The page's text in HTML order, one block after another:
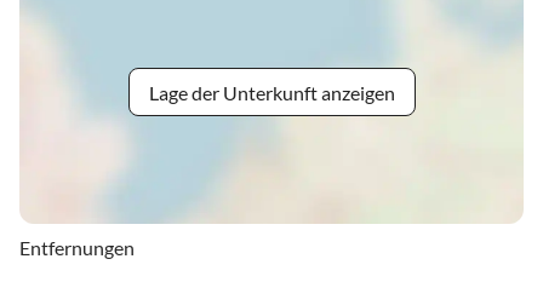
Lage der Unterkunft anzeigen
Entfernungen